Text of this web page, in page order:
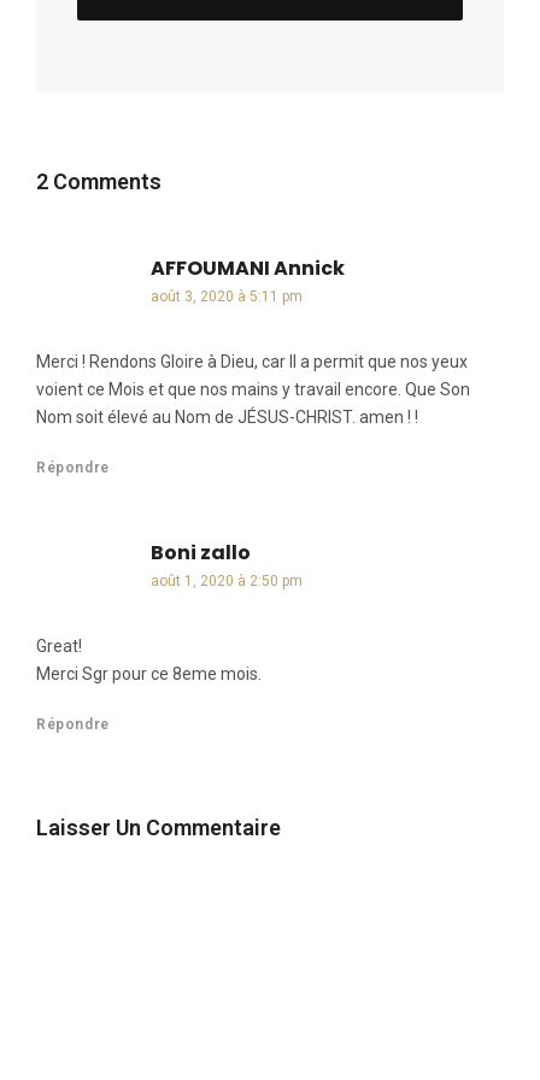
2 Comments
AFFOUMANI Annickdit :
août 3, 2020 à 5:11 pm
Merci ! Rendons Gloire à Dieu, car Il a permit que nos yeux
voient ce Mois et que nos mains y travail encore. Que Son
Nom soit élevé au Nom de JÉSUS-CHRIST. amen ! !
Répondre
Boni zallo
août 1, 2020 à 2:50 pm
Great!
Merci Sgr pour ce 8eme mois.
Répondre
Laisser Un Commentaire